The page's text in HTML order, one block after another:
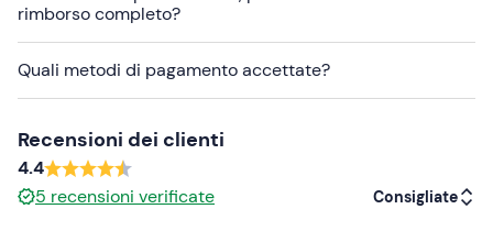
di 110 kg.
L'esperienza è dilivello medioed è consigliata a chi ha
Altre informazioni
L'esperienza è disponibile
tranne nei mesi
rimborso completo?
Quali metodi di pagamento accettate?
Recensioni dei clienti
4.4
5 recensioni verificate Consigliate